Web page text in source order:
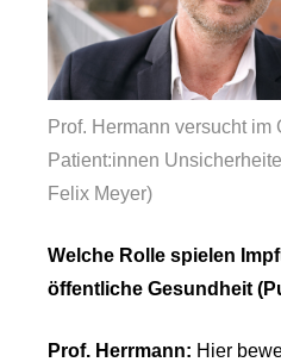
Prof. Hermann versucht im
Patient:innen
Felix Meyer)
Welche Rolle spielen
öffentliche Gesundheit
Prof. Herrmann: Hier